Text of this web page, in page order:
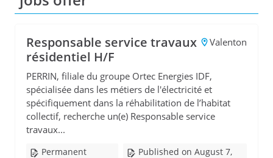
Responsable service travaux
résidentiel H/F
Valenton
PERRIN, filiale du groupe Ortec Energies IDF,
spécialisée dans les métiers de l'électricité et
spécifiquement dans la réhabilitation de l’habitat
collectif, recherche un(e) Responsable service
travaux...
Permanent
Published on August 7,